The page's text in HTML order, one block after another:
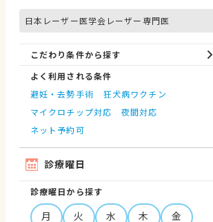
日本レーザー医学会レーザー専門医
こだわり条件から探す
よく利用される条件
避妊・去勢手術
狂犬病ワクチン
マイクロチップ対応
夜間対応
ネット予約可
診療曜日
診療曜日から探す
月 火 水 木
金